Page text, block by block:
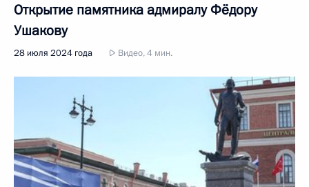
Открытие памятника адмиралу Фёдору
Ушакову
28 июля 2024 года Видео, 4 мин.